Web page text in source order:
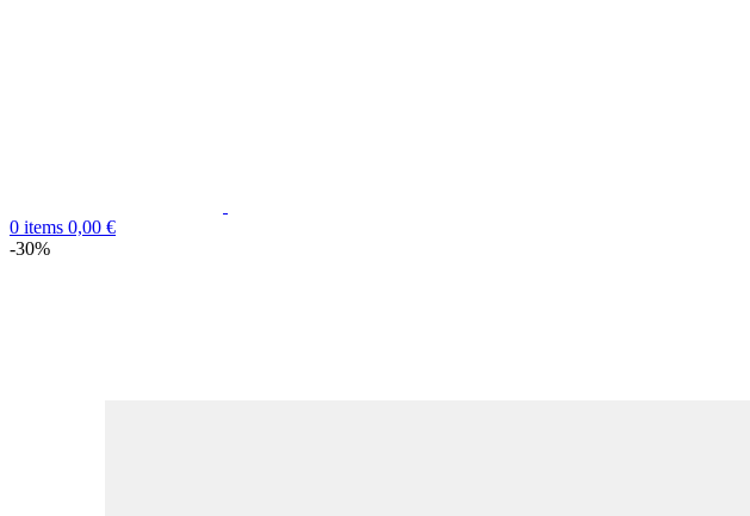
0 items 0,00 €
-30%